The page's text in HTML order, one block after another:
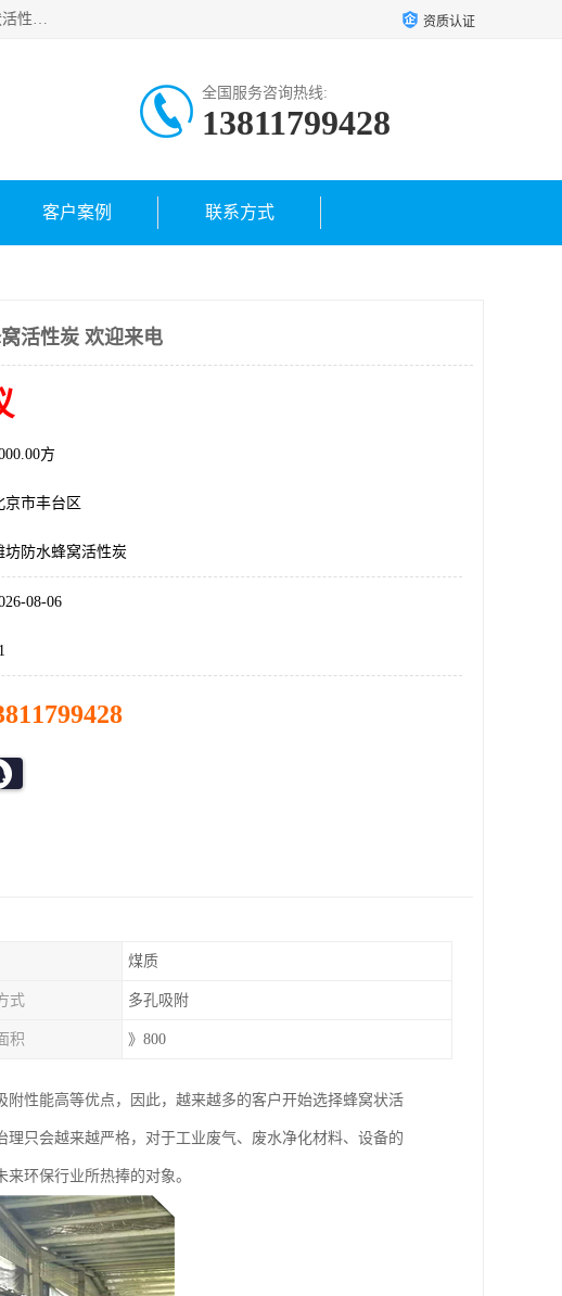
北京中航豫泓环保技术有限公司主要生产经营蜂窝状活性炭、椰子壳活性炭、污水絮凝剂、颗粒活性炭、净水活性炭、柱状活性炭等水处理和空气净化产品，品质信赖、服务保障。是您理想的合作伙伴。欢迎来电咨询！ 资质认证
全国服务咨询热线:
13811799428
客户案例 联系方式
活性炭 欢迎来电
方
京市丰台区
坊防水蜂窝活性炭
08-06
煤质
式 多孔吸附
积 》800
性能高等优点，因此，越来越多的客户开始选择蜂窝状活
只会越来越严格，对于工业废气、废水净化材料、设备的
环保行业所热捧的对象。